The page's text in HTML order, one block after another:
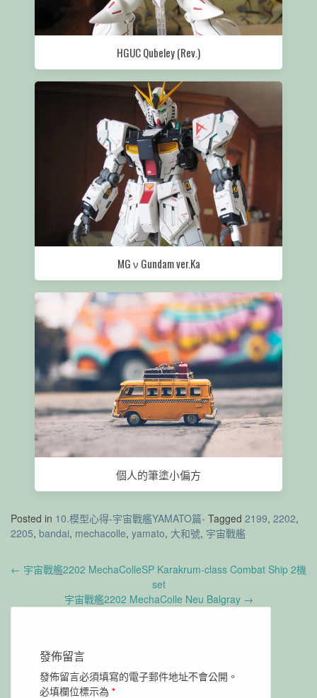
HGUC Qubeley (Rev.)
MG ν Gundam ver.Ka
個人的筆塗小偏方
Posted in 10.模型心得-宇宙戰艦YAMATO篇- Tagged 2199, 2202,
2205, bandai, mechacolle, yamato, 大和號, 宇宙戰艦
Post
← 宇宙戰艦2202 MechaColleSP Karakrum-class Combat Ship 2機
set
宇宙戰艦2202 MechaColle Neu Balgray →
發佈留言
發佈留言必須填寫的電子郵件地址不會公開。
必填欄位標示為 *